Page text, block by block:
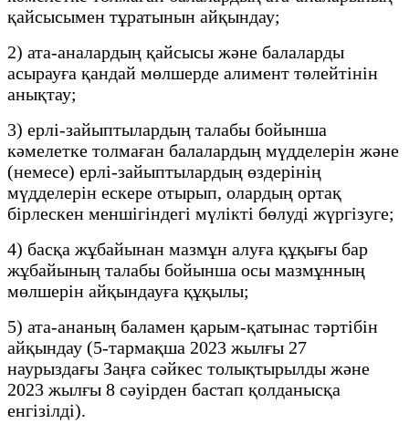
қайсысымен тұратынын айқындау;
2) ата-аналардың қайсысы және балаларды
асырауға қандай мөлшерде алимент төлейтінін
анықтау;
3) ерлі-зайыптылардың талабы бойынша
кәмелетке толмаған балалардың мүдделерін және
(немесе) ерлі-зайыптылардың өздерінің
мүдделерін ескере отырып, олардың ортақ
бірлескен меншігіндегі мүлікті бөлуді жүргізуге;
4) басқа жұбайынан мазмұн алуға құқығы бар
жұбайының талабы бойынша осы мазмұнның
мөлшерін айқындауға құқылы;
5) ата-ананың баламен қарым-қатынас тәртібін
айқындау (5-тармақша 2023 жылғы 27
наурыздағы Заңға сәйкес толықтырылды және
2023 жылғы 8 сәуірден бастап қолданысқа
енгізілді).